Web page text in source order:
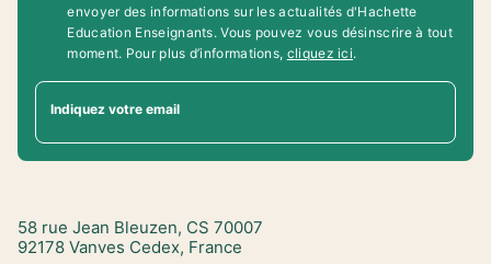
envoyer des informations sur les actualités d'Hachette
Education Enseignants. Vous pouvez vous désinscrire à tout
moment. Pour plus d’informations, cliquez ici.
Indiquez votre email
58 rue Jean Bleuzen, CS 70007
92178 Vanves Cedex, France